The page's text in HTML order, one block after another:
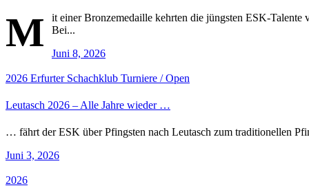
M
it einer Bronzemedaille kehrten die jüngsten ESK-
Bei...
Juni 8, 2026
2026 Erfurter Schachklub Turniere / Open
Leutasch 2026 – Alle Jahre wieder …
… fährt der ESK über Pfingsten nach Leutasch zum traditionellen
Juni 3, 2026
2026